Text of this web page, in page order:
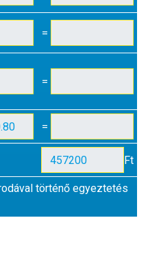
=
=
=
Ft
történő egyeztetés